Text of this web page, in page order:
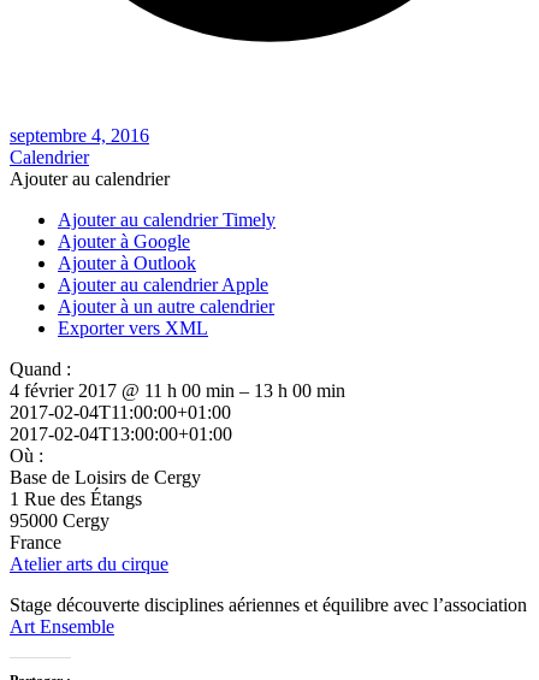
septembre 4, 2016
Calendrier
Ajouter au calendrier
Ajouter au calendrier Timely
Ajouter à Google
Ajouter à Outlook
Ajouter au calendrier Apple
Ajouter à un autre calendrier
Exporter vers XML
Quand :
4 février 2017 @ 11 h 00 min – 13 h 00 min
2017-02-04T11:00:00+01:00
2017-02-04T13:00:00+01:00
Où :
Base de Loisirs de Cergy
1 Rue des Étangs
95000 Cergy
France
Atelier arts du cirque
Stage découverte disciplines aériennes et équilibre avec l’association
Art Ensemble